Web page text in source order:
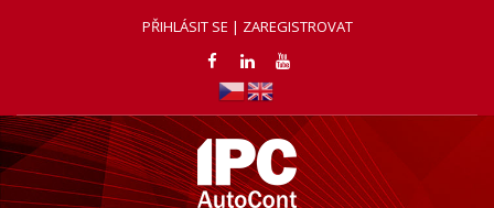
PŘIHLÁSIT SE | ZAREGISTROVAT